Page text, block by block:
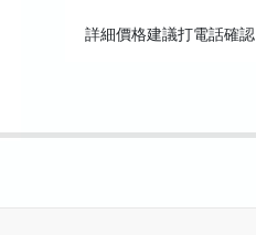
詳細價格建議打電話確認